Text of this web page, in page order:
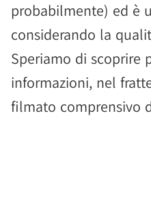
probabilmente) ed è
considerando la
Speriamo di scoprire
informazioni, nel
filmato comprensivo